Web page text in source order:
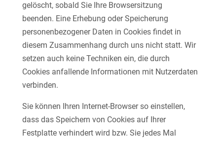
gelöscht, sobald Sie Ihre Browsersitzung
beenden. Eine Erhebung oder Speicherung
personenbezogener Daten in Cookies findet in
diesem Zusammenhang durch uns nicht statt. Wir
setzen auch keine Techniken ein, die durch
Cookies anfallende Informationen mit Nutzerdaten
verbinden.
Sie können Ihren Internet-Browser so einstellen,
dass das Speichern von Cookies auf Ihrer
Festplatte verhindert wird bzw. Sie jedes Mal